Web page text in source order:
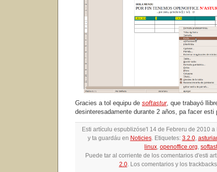
Gracies a tol equipu de softastur, que trabayó
desinteresadamente durante 2 años, pa facer esti
Esti artículu espublizóse'l 14 de Febreru de 2010
y ta guardáu en Noticies. Etiquetes: 3.2.0,
linux, openoffice.org,
Puede tar al corriente de los comentarios d'esti
2.0. Los comentarios y los